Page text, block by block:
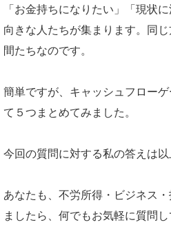
「お金持ちになりたい」「現状
向きな人たちが集まります。同
間たちなのです。
簡単ですが、キャッシュフロー
て５つまとめてみました。
今回の質問に対する私の答えは以
あなたも、不労所得・ビジネス
ましたら、何でもお気軽に質問し